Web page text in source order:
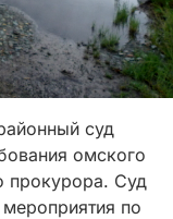
суд
омского
прокурора. Суд
по